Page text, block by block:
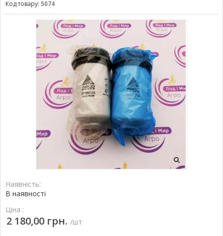
Код товару: 5074
Наявність:
В наявності
Ціна :
2 180,00 грн. /шт